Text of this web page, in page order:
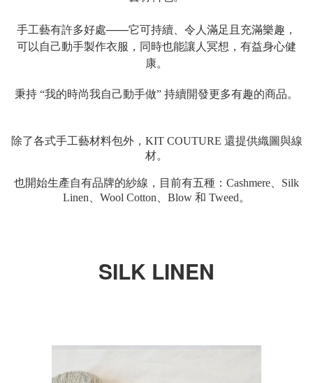
手工藝有許多好處——它可持續、令人滿足且充滿樂趣，
可以自己動手製作衣服，同時也能讓人冥想，有益身心健
康。
秉持 “我的時尚我自己動手做” 持續開發更多有趣的商品。
除了各式手工藝材料包外，KIT COUTURE 還提供織圖與線
材。
也開始生產自有品牌的紗線，目前有五種：Cashmere、Silk
Linen、Wool Cotton、Blow 和 Tweed。
SILK LINEN